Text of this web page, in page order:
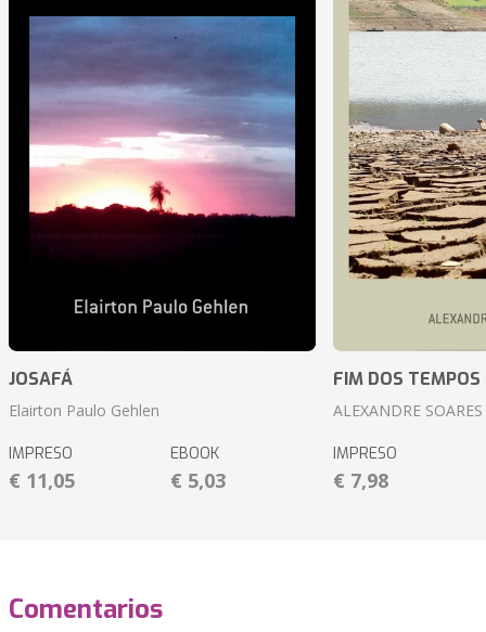
JOSAFÁ
Elairton Paulo Gehlen
IMPRESO
€ 11,05
EBOOK
€ 5,03
FIM DOS TEMPOS
ALEXANDRE SOARES
IMPRESO
€ 7,98
Comentarios